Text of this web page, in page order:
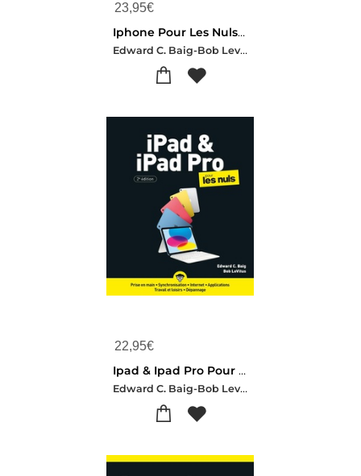
23,95€
Iphone Pour Les Nuls : Edition Ios 18
Edward C. Baig-Bob Levitus
22,95€
Ipad & Ipad Pro Pour Les Nuls (2e Edition)
Edward C. Baig-Bob Levitus